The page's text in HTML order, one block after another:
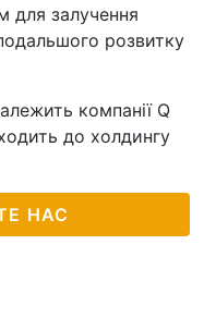
для залучення
розвитку
компанії Q
до холдингу
НАС